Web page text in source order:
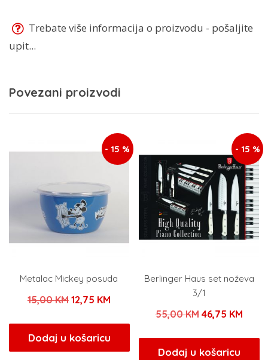
Trebate više informacija o proizvodu - pošaljite
upit...
Povezani proizvodi
- 15 %
Metalac Mickey posuda
15,00KM Izvorna
bila
je:
12,75 KMTrenutna
je:
12,75 KM.
Dodaj u košaricu
- 15 %
Berlinger Haus set noževa
3/1
55,00KM Izvorna
bila
46,75 KM
Dodaj u košaricu